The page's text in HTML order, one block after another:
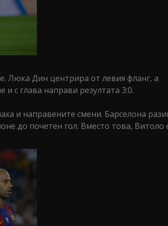
Люка Дин центрира от левия фланг, а
с глава направи резултата 3:0.
и направените смени. Барселона
до почетен гол. Вместо това, Витоло